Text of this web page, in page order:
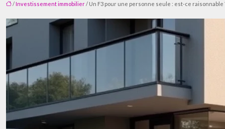
/ Investissement immobilier/ Un F3 pour une personne seule : est-ce raisonnable